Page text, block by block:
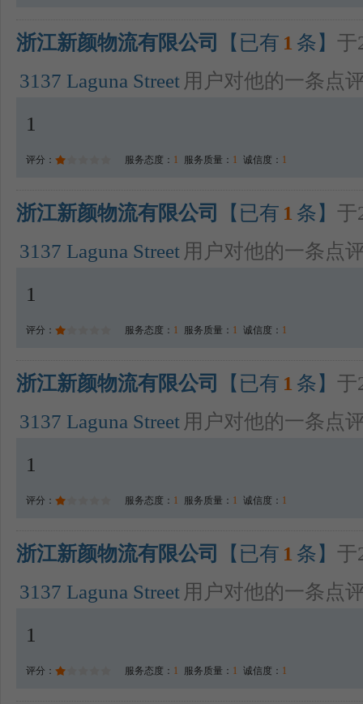
浙江新颜物流有限公司 【已有 1 条】 于
3137 Laguna Street 用户对他的一条点
1
评分： 服务态度： 1 服务质量： 1 诚信度： 1
浙江新颜物流有限公司 【已有 1 条】 于
3137 Laguna Street 用户对他的一条点
1
评分： 服务态度： 1 服务质量： 1 诚信度： 1
浙江新颜物流有限公司 【已有 1 条】 于
3137 Laguna Street 用户对他的一条点
1
评分： 服务态度： 1 服务质量： 1 诚信度： 1
浙江新颜物流有限公司 【已有 1 条】 于
3137 Laguna Street 用户对他的一条点
1
评分： 服务态度： 1 服务质量： 1 诚信度： 1